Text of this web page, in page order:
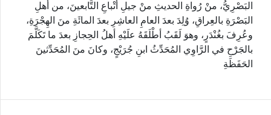
البَصْرِيُّ، منْ رُواةِ الحديثِ منْ جيلِ أتْباعِ التَّابعينَ، من أهلِ
البَصْرَةِ بالعِراقِ، وُلِدَ بعدَ العامِ العاشِرِ بعدَ المائَةِ منَ الهِجْرَةِ،
وعُرِفَ بغُنْدَرٍ، وهوَ لَقَبُ أطْلَقَهُ علَيْهِ أهلُ الحِجازِ بعدَ ما تَكَلَّمَ
بالجَرْحِ في الرَّاوِي المُحَدِّثُ ابنِ جُرَيْجٍ، وكانَ منَ المُحَدِّثينَ
الحَفَظَةِ